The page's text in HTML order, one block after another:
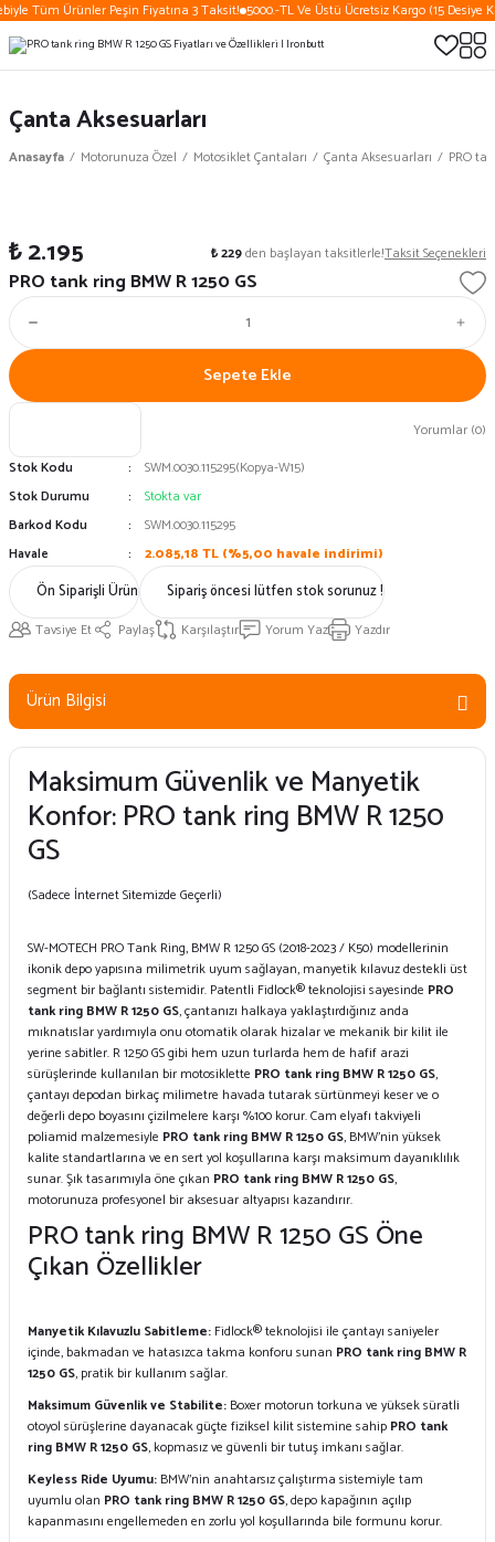
Tüm Ürünler Peşin Fiyatına 3 Taksit! 5000.-TL Ve Üstü Ücretsiz Kargo (15 Desiye
Çanta Aksesuarları
Anasayfa Motorunuza Özel Motosiklet Çantaları Çanta Aksesuarları PRO
Yorumlar (0)
PRO tank ring BMW R 1250 GS
₺ 2.195 ₺ 229den başlayan taksitlerle!Taksit Seçenekleri
Stok Kodu
SWM.0030.115295(Kopya-W15)
Stok Durumu
Stokta var
Barkod Kodu
SWM.0030.115295
Havale
2.085,18 TL (%5,00 havale indirimi)
Sepete Ekle
Ön Siparişli Ürün Sipariş öncesi lütfen stok sorunuz !
Tavsiye Et Paylaş Karşılaştır Yorum Yaz Yazdır
Ürün Bilgisi
Maksimum Güvenlik ve Manyetik
Konfor: PRO tank ring BMW R 1250
GS
(Sadece İnternet Sitemizde Geçerli)
SW-MOTECH PRO Tank Ring, BMW R 1250 GS (2018-2023 / K50) modellerinin
ikonik depo yapısına milimetrik uyum sağlayan, manyetik kılavuz destekli üst
segment bir bağlantı sistemidir. Patentli Fidlock® teknolojisi sayesinde PRO
tank ring BMW R 1250 GS, çantanızı halkaya yaklaştırdığınız anda
mıknatıslar yardımıyla onu otomatik olarak hizalar ve mekanik bir kilit ile
yerine sabitler. R 1250 GS gibi hem uzun turlarda hem de hafif arazi
sürüşlerinde kullanılan bir motosiklette PRO tank ring BMW R 1250 GS,
çantayı depodan birkaç milimetre havada tutarak sürtünmeyi keser ve o
değerli depo boyasını çizilmelere karşı %100 korur. Cam elyafı takviyeli
poliamid malzemesiyle PRO tank ring BMW R 1250 GS, BMW’nin yüksek
kalite standartlarına ve en sert yol koşullarına karşı maksimum dayanıklılık
sunar. Şık tasarımıyla öne çıkan PRO tank ring BMW R 1250 GS,
motorunuza profesyonel bir aksesuar altyapısı kazandırır.
PRO tank ring BMW R 1250 GS Öne
Çıkan Özellikler
Manyetik Kılavuzlu Sabitleme: Fidlock® teknolojisi ile çantayı saniyeler
içinde, bakmadan ve hatasızca takma konforu sunan PRO tank ring BMW R
1250 GS, pratik bir kullanım sağlar.
Maksimum Güvenlik ve Stabilite: Boxer motorun torkuna ve yüksek süratli
otoyol sürüşlerine dayanacak güçte fiziksel kilit sistemine sahip PRO tank
ring BMW R 1250 GS, kopmasız ve güvenli bir tutuş imkanı sağlar.
Keyless Ride Uyumu: BMW'nin anahtarsız çalıştırma sistemiyle tam
uyumlu olan PRO tank ring BMW R 1250 GS, depo kapağının açılıp
kapanmasını engellemeden en zorlu yol koşullarında bile formunu korur.